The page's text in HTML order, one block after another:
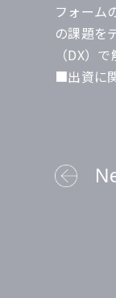
フォーム
の課題を
（DX）
■出資に